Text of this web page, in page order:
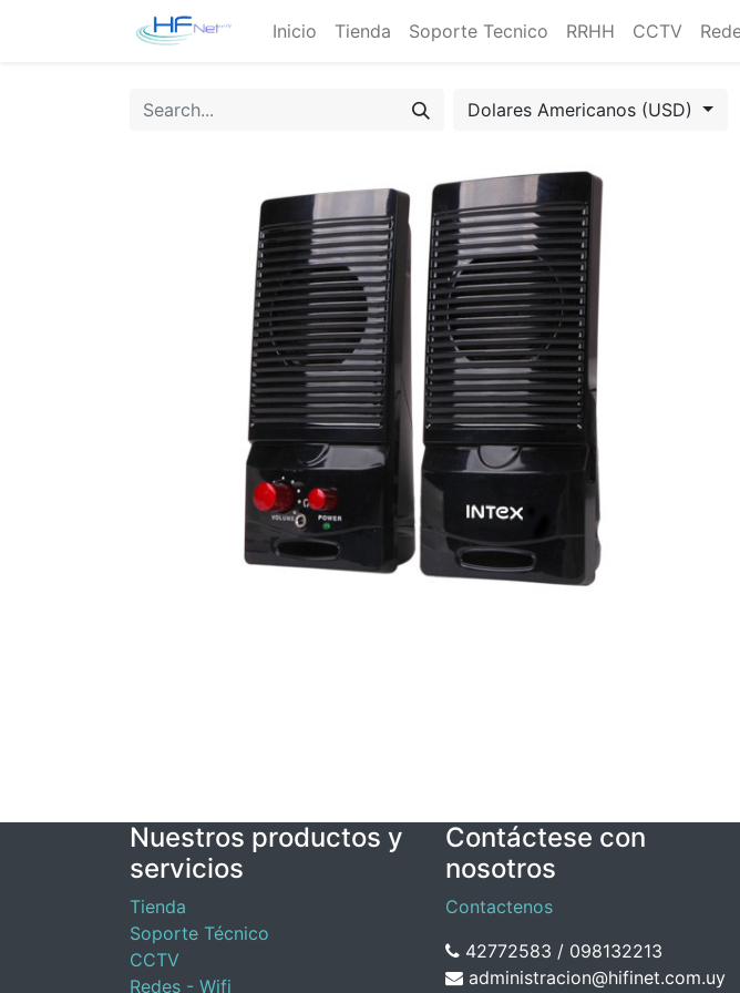
Inicio Tienda Soporte Tecnico RRHH CCTV
Dolares Americanos (USD)
Nuestros productos y
servicios
Tienda
Soporte Técnico
CCTV
Redes - Wifi
Contáctese con
nosotros
Contactenos
42772583 / 098132213
administracion@hifinet.com.uy